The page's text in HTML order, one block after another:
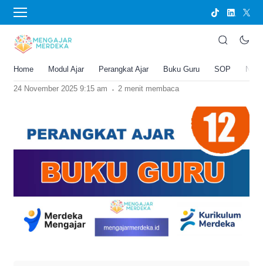
Home Modul Ajar Perangkat Ajar Buku Guru SOP
BERANDA
Buku Guru Kelas 12 SMA/MA Kurikulum
Merdeka Semua Mapel
Joko Umbaran
24 November 2025 9:15 am . 2 menit membaca